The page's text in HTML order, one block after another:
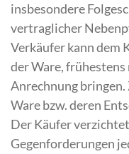
insbesondere
vertraglicher
Verkäufer kann dem
der Ware,
Anrechnung
Ware bzw. deren
Der Käufer
Gegenforderungen